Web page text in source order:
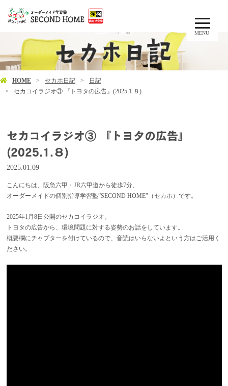
MENU
HOME セカホ日記
日記
セカコイラジオ③ 『トヨタの広告』(2025.1.８)
セカコイラジオ③ 『トヨタの広告』
(2025.1.８)
2025.01.09
こんにちは、阪急六甲・JR六甲道から徒歩7分、
オーダーメイドの個別指導学習塾”SECOND HOME”（セカホ）です。
2025年1月8日公開のセカコイラジオ。
トヨタの広告から、環境問題に対する姿勢のお話をしています。
概要欄にチャプターを付けているので、音読はいらないよという方はご活用く
ださい。